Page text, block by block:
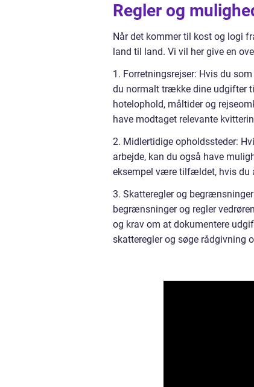
Regler og
Når det kommer til kost og logi
land til land. Vi vil her give en
1. Forretningsrejser: Hvis du
du normalt trække dine udgifter
hotelophold, måltider og
have modtaget relevante
2. Midlertidige opholdssteder:
arbejde, kan du også have
eksempel være tilfældet, hvis du
3. Skatteregler og
begrænsninger og regler
og krav om at dokumentere
skatteregler og søge rådgivning